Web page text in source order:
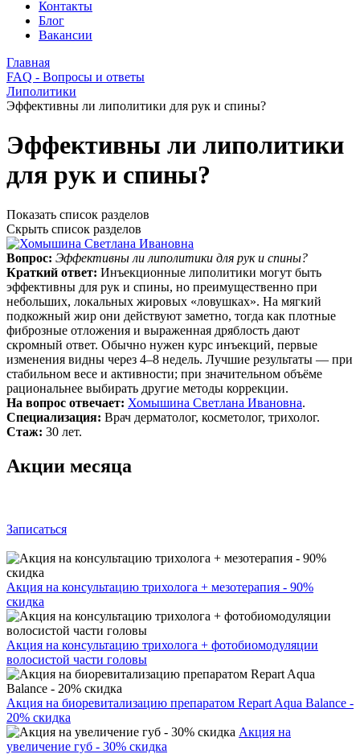
Контакты
Блог
Вакансии
Главная
FAQ - Вопросы и ответы
Липолитики
Эффективны ли липолитики для рук и спины?
Эффективны ли липолитики
для рук и спины?
Показать список разделов
Скрыть список разделов
Вопрос: Эффективны ли липолитики для рук и спины?
Краткий ответ: Инъекционные липолитики могут быть
эффективны для рук и спины, но преимущественно при
небольших, локальных жировых «ловушках». На мягкий
подкожный жир они действуют заметно, тогда как плотные
фиброзные отложения и выраженная дряблость дают
скромный ответ. Обычно нужен курс инъекций, первые
изменения видны через 4–8 недель. Лучшие результаты — при
стабильном весе и активности; при значительном объёме
рациональнее выбирать другие методы коррекции.
На вопрос отвечает: Хомышина Светлана Ивановна.
Специализация: Врач дерматолог, косметолог, трихолог.
Стаж: 30 лет.
Акции месяца
Записаться
Акция на консультацию трихолога + мезотерапия - 90%
скидка
Акция на консультацию трихолога + фотобиомодуляции
волосистой части головы
Акция на биоревитализацию препаратом Repart Aqua Balance -
20% скидка
Акция на
увеличение губ - 30% скидка